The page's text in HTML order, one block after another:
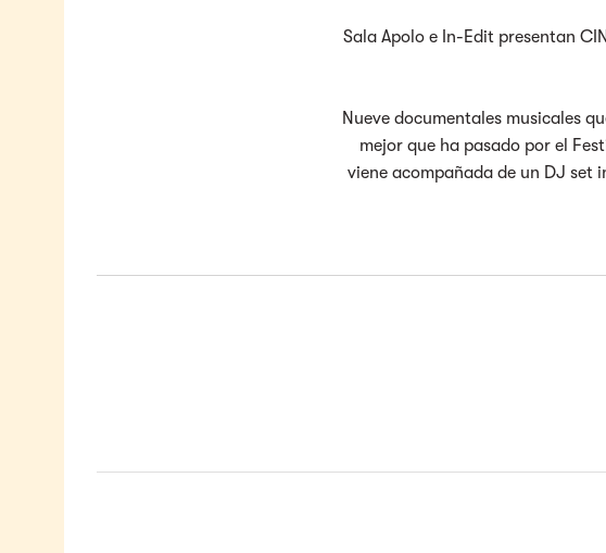
Sala Apolo e In-Edit presentan
Nueve documentales musicales
mejor que ha pasado por el
viene acompañada de un DJ set